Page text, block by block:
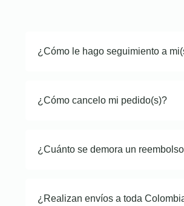
¿Cómo le hago seguimiento a
¿Cómo cancelo mi pedido(s)?
¿Cuánto se demora un
¿Realizan envíos a toda